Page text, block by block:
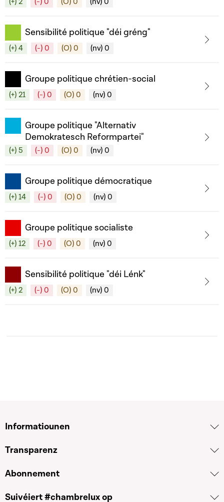
Sensibilité politique "déi gréng"
(+) 4 (-) 0 (O) 0 (nv) 0
Groupe politique chrétien-social
(+) 21 (-) 0 (O) 0 (nv) 0
Groupe politique "Alternativ
Demokratesch Reformpartei"
(+) 5 (-) 0 (O) 0 (nv) 0
Groupe politique démocratique
(+) 14 (-) 0 (O) 0 (nv) 0
Groupe politique socialiste
(+) 12 (-) 0 (O) 0 (nv) 0
Sensibilité politique "déi Lénk"
(+) 2 (-) 0 (O) 0 (nv) 0
Informatiounen
Transparenz
Abonnement
Suivéiert #chambrelux op